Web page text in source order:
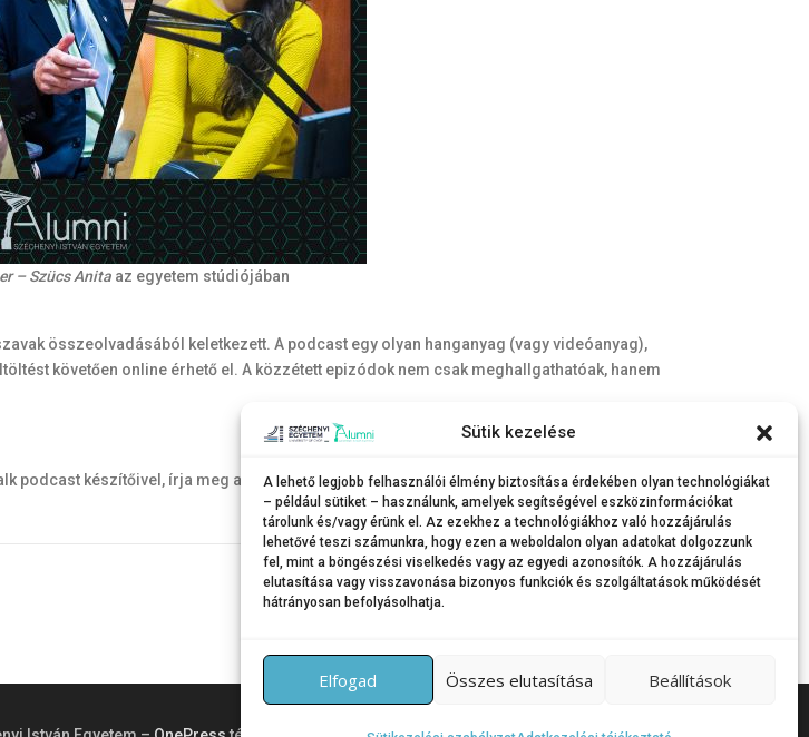
Sütik kezelése
A lehető legjobb felhasználói élmény biztosítása érdekében olyan technológiákat
– például sütiket – használunk, amelyek segítségével eszközinformációkat
tárolunk és/vagy érünk el. Az ezekhez a technológiákhoz való hozzájárulás
lehetővé teszi számunkra, hogy ezen a weboldalon olyan adatokat dolgozzunk
fel, mint a böngészési viselkedés vagy az egyedi azonosítók. A hozzájárulás
elutasítása vagy visszavonása bizonyos funkciók és szolgáltatások működését
hátrányosan befolyásolhatja.
Elfogad Összes elutasítása Beállítások
– Szücs Anita az egyetem stúdiójában
összeolvadásából keletkezett. A podcast egy olyan hanganyag (vagy videóanyag),
követően online érhető el. A közzétett epizódok nem csak meghallgathatóak, hanem
podcast készítőivel, írja meg az alumni@sze.hu e-mail-címre.